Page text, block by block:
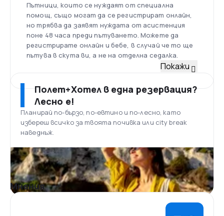
Пътници, които се нуждаят от специална
помощ, също могат да се регистрират онлайн,
но трябва да заявят нуждата от асистенция
поне 48 часа преди пътуването. Можете да
регистрирате онлайн и бебе, в случай че то ще
пътува в скута ви, а не на отделна седалка.
средна възраст на самолетите 3,6 години. Към
2018 г., easyJet разполага със 163 самолета
Airbus A319-100, Airbus A320-200, Airbus A320neo
което го прави най-големият оператор на
модела в света. От последния модел са
поръчани още 93 самолета, както и още 30
самолета Airbus A321neo, които ще бъдат
доставени до 2022 г.
Летище Лутън, Лондон
Лондон Лутън е международнo летище,
разположено на почти 3 км от центъра на град
Покажи
Полет+Хотел в една резервация?
Лесно е!
Планирай по-бързо, по-евтино и по-лесно, като
избереш всичко за твоята почивка или city break
наведнъж.
Мнения